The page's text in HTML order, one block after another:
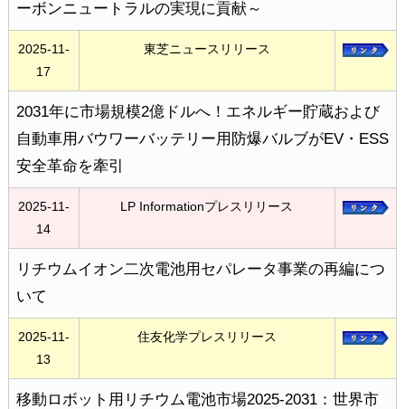
ーボンニュートラルの実現に貢献～
2025-11-
17
東芝ニュースリリース
2031年に市場規模2億ドルへ！エネルギー貯蔵および
自動車用バウワーバッテリー用防爆バルブがEV・ESS
安全革命を牽引
2025-11-
14
LP Informationプレスリリース
リチウムイオン二次電池用セパレータ事業の再編につ
いて
2025-11-
13
住友化学プレスリリース
移動ロボット用リチウム電池市場2025-2031：世界市